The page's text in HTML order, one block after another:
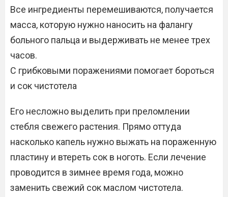
Все ингредиенты перемешиваются, получается
масса, которую нужно наносить на фалангу
больного пальца и выдерживать не менее трех
часов.
С грибковыми поражениями помогает бороться
и сок чистотела
Его несложно выделить при преломлении
стебля свежего растения. Прямо оттуда
насколько капель нужно выжать на пораженную
пластину и втереть сок в ноготь. Если лечение
проводится в зимнее время года, можно
заменить свежий сок маслом чистотела.